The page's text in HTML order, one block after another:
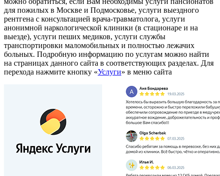
для пожилых в Москве и Подмосковье, услуги выездного
рентгена с консультацией врача-травматолога, услуги
анонимной наркологической клиники (в стационаре и на
выезде), услуги пеших медиков, услуги службы
транспортировки маломобильных и полностью лежачих
больных. Подробную информацию по услугам можно найти
на страницах данного сайта в соответствующих разделах. Для
перехода нажмите кнопку «Услуги» в меню сайта